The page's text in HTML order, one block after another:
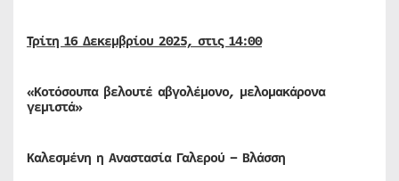
Τρίτη 16 Δεκεμβρίου 2025, στις 14:00
«Κοτόσουπα βελουτέ αβγολέμονο, μελομακάρονα
γεμιστά»
Καλεσμένη η Αναστασία Γαλερού – Βλάσση